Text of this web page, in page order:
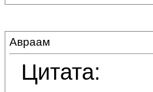
Авраам
Цитата: